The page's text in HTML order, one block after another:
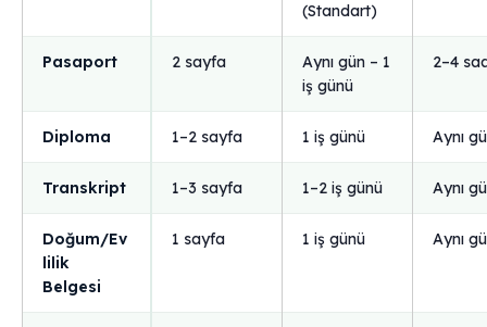
(Standart)
Pasaport 2 sayfa
Aynı gün – 1
iş günü
2–4
Diploma 1–2 sayfa 1 iş günü Aynı
Transkript 1–3 sayfa 1–2 iş günü Aynı
Doğum/Ev
lilik
Belgesi
1 sayfa 1 iş günü Aynı